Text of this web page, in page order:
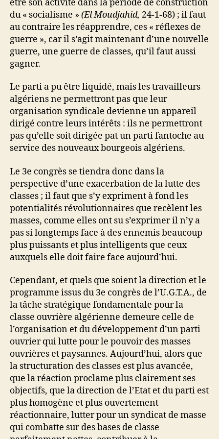
être son activité dans la période de construction
du « socialisme » (El Moudjahid, 24-1-68) ; il faut
au contraire les réapprendre, ces « réflexes de
guerre », car il s’agit maintenant d’une nouvelle
guerre, une guerre de classes, qu’il faut aussi
gagner.
Le parti a pu être liquidé, mais les travailleurs
algériens ne permettront pas que leur
organisation syndicale devienne un appareil
dirigé contre leurs intérêts : ils ne permettront
pas qu’elle soit dirigée pat un parti fantoche au
service des nouveaux bourgeois algériens.
Le 3e congrès se tiendra donc dans la
perspective d’une exacerbation de la lutte des
classes ; il faut que s’y expriment à fond les
potentialités révolutionnaires que recèlent les
masses, comme elles ont su s’exprimer il n’y a
pas si longtemps face à des ennemis beaucoup
plus puissants et plus intelligents que ceux
auxquels elle doit faire face aujourd’hui.
Cependant, et quels que soient la direction et le
programme issus du 3e congrès de l’U.G.T.A., de
la tâche stratégique fondamentale pour la
classe ouvrière algérienne demeure celle de
l’organisation et du développement d’un parti
ouvrier qui lutte pour le pouvoir des masses
ouvrières et paysannes. Aujourd’hui, alors que
la structuration des classes est plus avancée,
que la réaction proclame plus clairement ses
objectifs, que la direction de l’Etat et du parti est
plus homogène et plus ouvertement
réactionnaire, lutter pour un syndicat de masse
qui combatte sur des bases de classe